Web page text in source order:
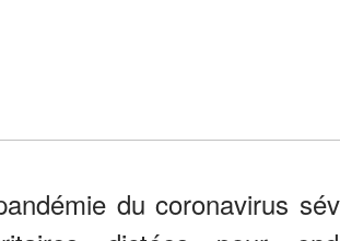
du coronavirus